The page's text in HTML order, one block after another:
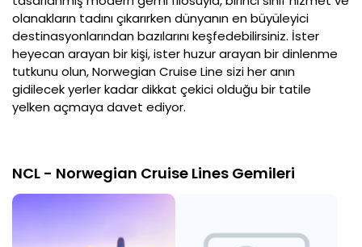
olanakların tadını çıkarırken dünyanın en büyüleyici
destinasyonlarından bazılarını keşfedebilirsiniz. İster
heyecan arayan bir kişi, ister huzur arayan bir dinlenme
tutkunu olun, Norwegian Cruise Line sizi her anın
gidilecek yerler kadar dikkat çekici olduğu bir tatile
yelken açmaya davet ediyor.
NCL - Norwegian Cruise Lines Gemileri